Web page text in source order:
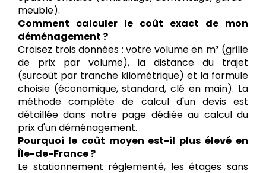
meuble).
Comment calculer le coût exact de mon
déménagement ?
Croisez trois données : votre volume en m³ (grille
de prix par volume), la distance du trajet
(surcoût par tranche kilométrique) et la formule
choisie (économique, standard, clé en main). La
méthode complète de calcul d'un devis est
détaillée dans notre page dédiée au calcul du
prix d'un déménagement.
Pourquoi le coût moyen est-il plus élevé en
Île-de-France ?
Le stationnement réglementé, les étages sans